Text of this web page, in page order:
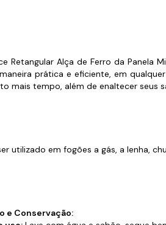
Retangular Alça de Ferro da
prática e eficiente, em
mais tempo, além de enaltecer seus
utilizado em fogões a gás, a lenha,
e Conservação: